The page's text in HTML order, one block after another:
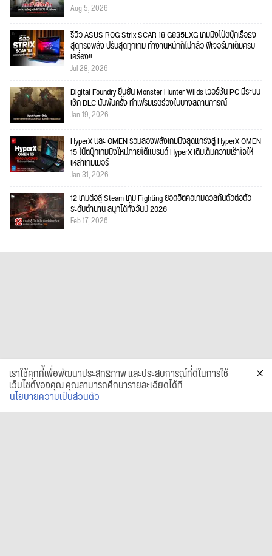
Aug 5, 2026
รีวิว ASUS ROG Strix SCAR 18 G835LXG เกมมิ่งโน้ตบุ๊กเรือธง
สุดทรงพลัง ปรับสุดทุกเกม ทำงานหนักก็ไม่กลัว ฟีเจอร์มาเต็มครบ
เครื่อง!!
Jul 28, 2026
Digital Foundry ยืนยัน Monster Hunter Wilds เวอร์ชัน PC มีระบบ
เช็ก DLC นับพันครั้ง ทำเฟรมเรตร่วงในบางสถานการณ์
Jan 19, 2026
HyperX และ OMEN รวมสองพลังเกมมิงสุดแกร่งสู่ HyperX OMEN
15 โน้ตบุ๊กเกมมิงใหม่ภายใต้แบรนด์ HyperX เติมเต็มความเร้าใจให้
เหล่าเกมเมอร์
Jan 31, 2026
12 เกมต่อสู้ Steam เกม Fighting ยอดฮิตคอเกมดวลกันตัวต่อตัว
ระดับตำนาน สนุกได้ทั้งวันปี 2026
Feb 17, 2026
เราใช้คุกกี้เพื่อพัฒนาประสิทธิภาพ และประสบการณ์ที่ดีในการใช้
เว็บไซต์ของคุณ คุณสามารถศึกษารายละเอียดได้ที่
นโยบายความเป็นส่วนตัว